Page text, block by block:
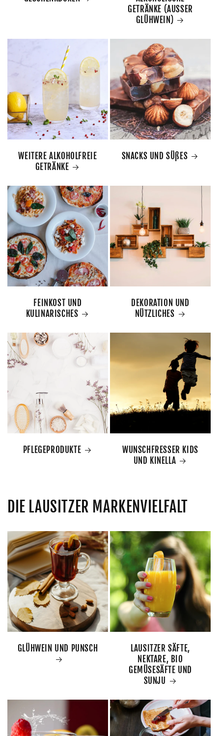
GETRÄNKE (AUSSER
GLÜHWEIN)
WEITERE ALKOHOLFREIE
GETRÄNKE
SNACKS UND SÜßES
FEINKOST UND
KULINARISCHES
DEKORATION UND
NÜTZLICHES
PFLEGEPRODUKTE
WUNSCHFRESSER KIDS
UND KINELLA
DIE LAUSITZER MARKENVIELFALT
GLÜHWEIN UND PUNSCH
LAUSITZER SÄFTE,
NEKTARE, BIO
GEMÜSESÄFTE UND
SUNJU